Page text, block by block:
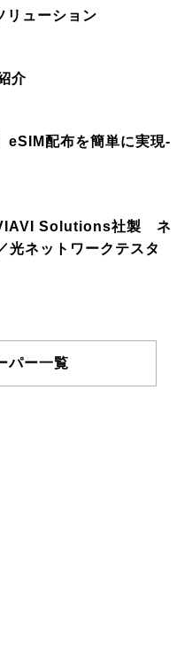
リューション
介
eSIM配布を簡単に実現-
VIAVI Solutions社製 ネ
光ネットワークテスタ
パー一覧